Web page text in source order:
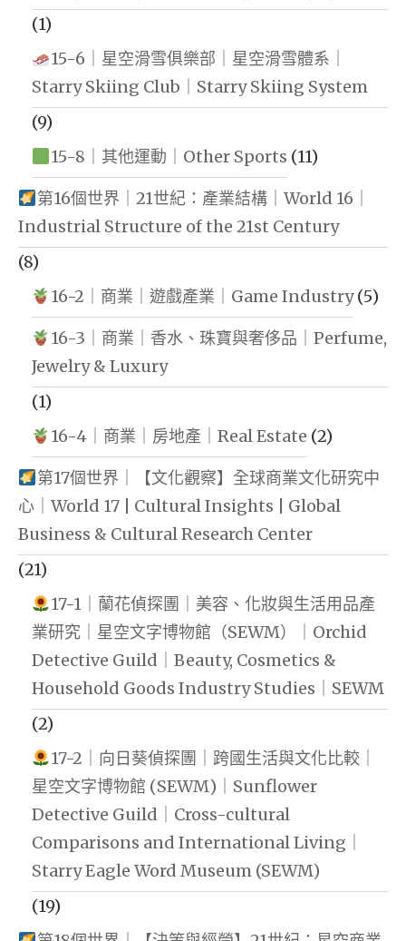
(1)
15-6｜星空滑雪俱樂部｜星空滑雪體系｜
Starry Skiing Club｜Starry Skiing System
(9)
15-8｜其他運動｜Other Sports (11)
第16個世界｜21世紀：產業結構｜World 16｜
Industrial Structure of the 21st Century
(8)
16-2｜商業｜遊戲產業｜Game Industry(5)
16-3｜商業｜香水、珠寶與奢侈品｜Perfume,
Jewelry & Luxury
(1)
16-4｜商業｜房地產｜Real Estate (2)
第17個世界｜【文化觀察】全球商業文化研究中
心｜World 17 | Cultural Insights | Global
Business & Cultural Research Center
(21)
17-1｜蘭花偵探團｜美容、化妝與生活用品產
業研究｜星空文字博物館（SEWM）｜Orchid
Detective Guild｜Beauty, Cosmetics &
Household Goods Industry Studies｜SEWM
(2)
17-2｜向日葵偵探團｜跨國生活與文化比較｜
星空文字博物館 (SEWM)｜Sunflower
Detective Guild｜Cross-cultural
Comparisons and International Living｜
Starry Eagle Word Museum (SEWM)
(19)